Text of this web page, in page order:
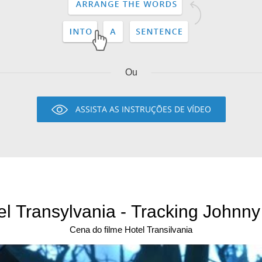
Ou
ASSISTA AS INSTRUÇÕES DE VÍDEO
Transylvania - Tracking
Cena do filme Hotel Transilvania